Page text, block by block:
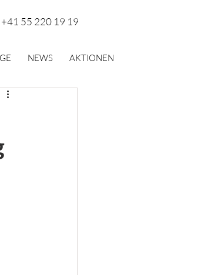
+41 55 220 19 19
NEWS AKTIONEN